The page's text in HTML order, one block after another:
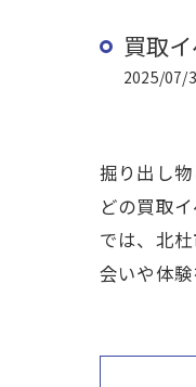
買取
2025/07/
掘り出し
どの買取
では、北
会いや体